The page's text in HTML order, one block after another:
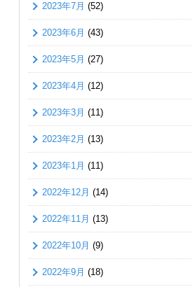
2023年7月 (52)
2023年6月 (43)
2023年5月 (27)
2023年4月 (12)
2023年3月 (11)
2023年2月 (13)
2023年1月 (11)
2022年12月 (14)
2022年11月 (13)
2022年10月 (9)
2022年9月 (18)